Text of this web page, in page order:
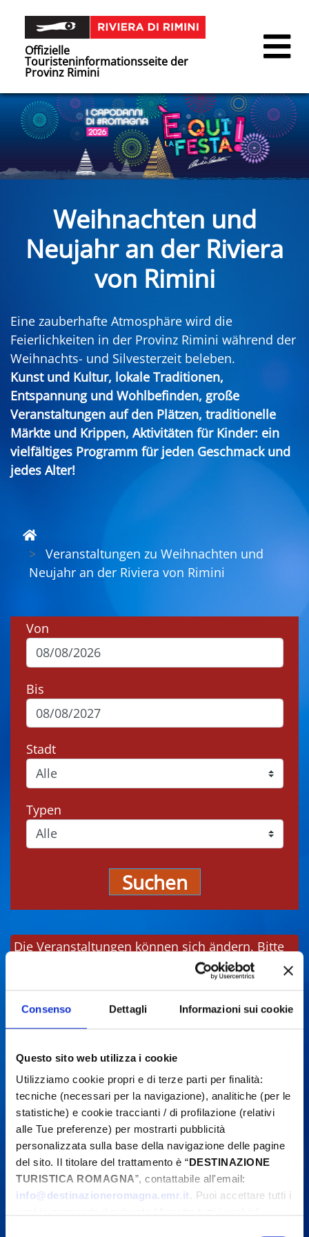
Consenso Dettagli Informazioni sui cookie
Questo sito web utilizza i cookie
Utilizziamo cookie propri e di terze parti per finalità:
tecniche (necessari per la navigazione), analitiche (per le
statistiche) e cookie traccianti / di profilazione (relativi
alle Tue preferenze) per mostrarti pubblicità
personalizzata sulla base della navigazione delle pagine
del sito. Il titolare del trattamento è “DESTINAZIONE
TURISTICA ROMAGNA”, contattabile all'email:
info@destinazioneromagna.emr.it. Puoi accettare tutti i
Offizielle
Touristeninformationsseite der
Provinz Rimini
Weihnachten und
Neujahr an der Riviera
von Rimini
Eine zauberhafte Atmosphäre wird die
Feierlichkeiten in der Provinz Rimini während der
Weihnachts- und Silvesterzeit beleben.
Kunst und Kultur, lokale Traditionen,
Entspannung und Wohlbefinden, große
Veranstaltungen auf den Plätzen, traditionelle
Märkte und Krippen, Aktivitäten für Kinder: ein
vielfältiges Programm für jeden Geschmack und
jedes Alter!
Veranstaltungen zu Weihnachten und
Neujahr an der Riviera von Rimini
Von
Bis
Stadt
Typen
Suchen
Die Veranstaltungen können sich ändern. Bitte
kontaktieren Sie die Organisatoren, bevor Sie